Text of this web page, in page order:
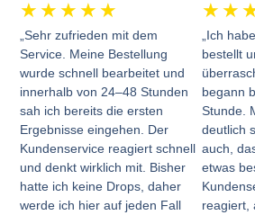
★ ★ ★ ★ ★
„Sehr zufrieden mit dem
Service. Meine Bestellung
wurde schnell bearbeitet und
innerhalb von 24–48 Stunden
sah ich bereits die ersten
Ergebnisse eingehen. Der
Kundenservice reagiert schnell
und denkt wirklich mit. Bisher
hatte ich keine Drops, daher
werde ich hier auf jeden Fall
★ ★
„Ich
bestellt
begann
Stunde.
deutlich
auch,
etwas
reagiert,